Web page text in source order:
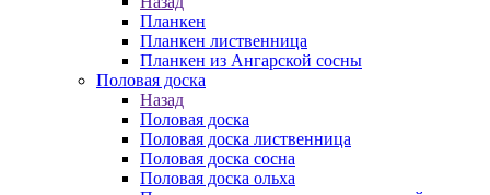
Планкен
Планкен лиственница
Планкен из Ангарской сосны
Половая доска
Назад
Половая доска
Половая доска лиственница
Половая доска сосна
Половая доска ольха